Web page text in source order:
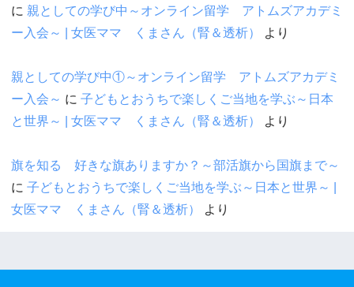
に 親としての学び中～オンライン留学 アトムズアカデミ
ー入会～ | 女医ママ くまさん（腎＆透析）
より
親としての学び中①～オンライン留学 アトムズアカデミ
ー入会～ に 子どもとおうちで楽しくご当地を学ぶ～日本
と世界～ | 女医ママ くまさん（腎＆透析）
より
旗を知る 好きな旗ありますか？～部活旗から国旗まで～
に 子どもとおうちで楽しくご当地を学ぶ～日本と世界～ |
女医ママ くまさん（腎＆透析）
より